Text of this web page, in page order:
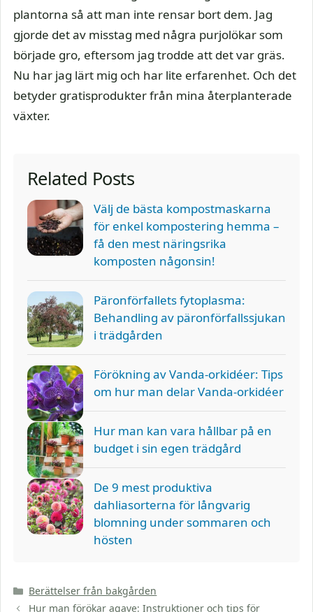
plantorna så att man inte rensar bort dem. Jag
gjorde det av misstag med några purjolökar som
började gro, eftersom jag trodde att det var gräs.
Nu har jag lärt mig och har lite erfarenhet. Och det
betyder gratisprodukter från mina återplanterade
växter.
Related Posts
Välj de bästa kompostmaskarna
för enkel kompostering hemma –
få den mest näringsrika
komposten någonsin!
Päronförfallets fytoplasma:
Behandling av päronförfallssjukan
i trädgården
Förökning av Vanda-orkidéer: Tips
om hur man delar Vanda-orkidéer
Hur man kan vara hållbar på en
budget i sin egen trädgård
De 9 mest produktiva
dahliasorterna för långvarig
blomning under sommaren och
hösten
Kategorier
Berättelser från bakgården
Hur man förökar agave: Instruktioner och tips för